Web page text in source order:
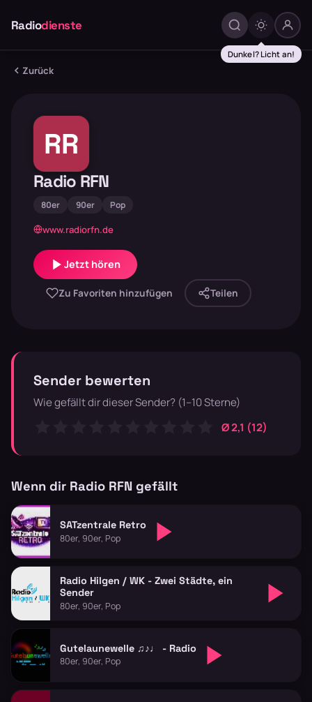
Radiodienste
Dunkel? Licht an!
Zurück
RR
Radio RFN
80er 90er Pop
www.radiorfn.de
Jetzt hören
Zu Favoriten hinzufügen Teilen
Sender bewerten
Wie gefällt dir dieser Sender? (1–10 Sterne)
Ø 2,1 (12)
Wenn dir Radio RFN gefällt
SATzentrale Retro
80er, 90er, Pop
Radio Hilgen / WK - Zwei Städte, ein
Sender
80er, 90er, Pop
Gutelaunewelle ♫♪♩ - Radio
80er, 90er, Pop